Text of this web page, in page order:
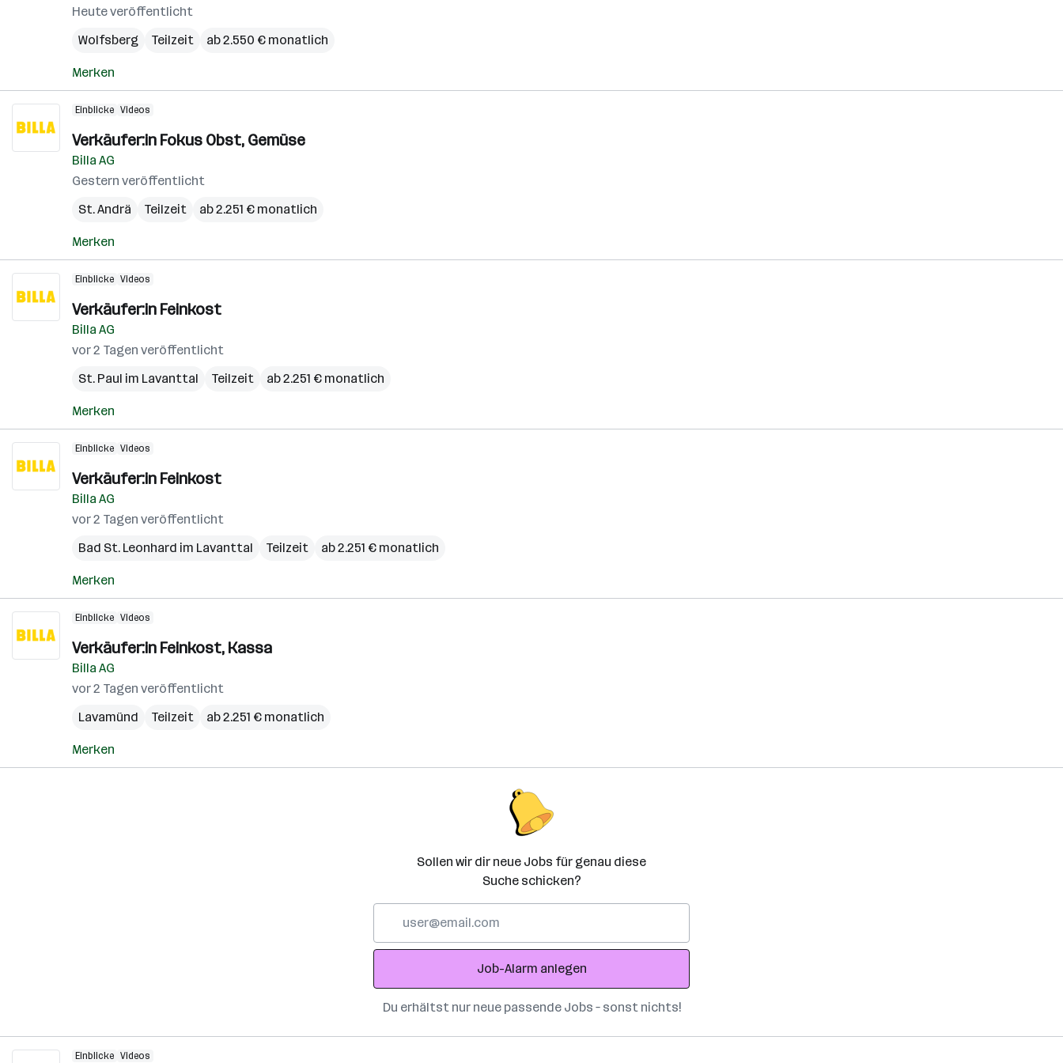
Heute veröffentlicht
Wolfsberg
Teilzeit ab 2.550 € monatlich
Merken
Einblicke Videos
Verkäufer:in Fokus Obst, Gemüse
Billa AG
Gestern veröffentlicht
St. Andrä
Teilzeit ab 2.251 € monatlich
Merken
Einblicke Videos
Verkäufer:in Feinkost
Billa AG
vor 2 Tagen veröffentlicht
St. Paul im Lavanttal
Teilzeit ab 2.251 € monatlich
Merken
Einblicke Videos
Verkäufer:in Feinkost
Billa AG
vor 2 Tagen veröffentlicht
Bad St. Leonhard im Lavanttal
Teilzeit ab 2.251 € monatlich
Merken
Einblicke Videos
Verkäufer:in Feinkost, Kassa
Billa AG
vor 2 Tagen veröffentlicht
Lavamünd
Teilzeit ab 2.251 € monatlich
Merken
Sollen wir dir neue Jobs für genau diese
Suche schicken?
Adresse
Job-Alarm anlegen
Du erhältst nur neue passende Jobs – sonst nichts!
Einblicke Videos